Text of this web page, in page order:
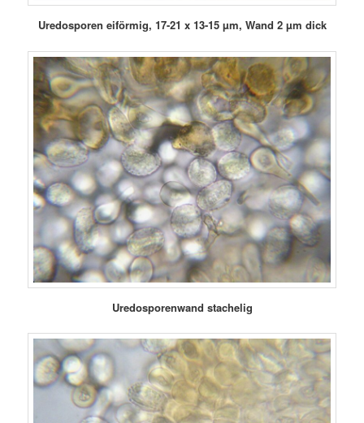
Uredosporen eiförmig, 17-21 x 13-15 µm, Wand 2 µm dick
Uredosporenwand stachelig